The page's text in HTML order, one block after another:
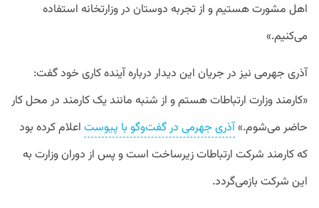
اهل مشورت هستیم و از تجربه دوستان در وزارتخانه استفاده
می‌کنیم.»
آذری جهرمی نیز در جریان این دیدار درباره آینده کاری خود گفت:
«کارمند وزارت ارتباطات هستم و از شنبه مانند یک کارمند در محل کار
حاضر می‌شوم.»آذری جهرمی در گفت‌وگو با پیوست اعلام کرده بود
که کارمند شرکت ارتباطات زیرساخت است و پس از دوران وزارت به
این شرکت بازمی‌گردد.